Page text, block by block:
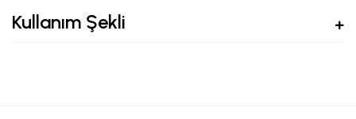
Kullanım Şekli